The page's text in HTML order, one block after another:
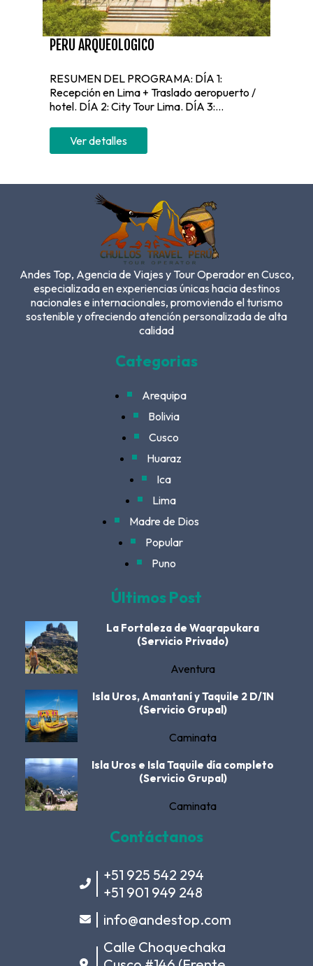
PERU ARQUEOLOGICO
RESUMEN DEL PROGRAMA: DÍA 1:
Recepción en Lima + Traslado aeropuerto /
hotel. DÍA 2: City Tour Lima. DÍA 3:...
Ver detalles
Andes Top, Agencia de Viajes y Tour Operador en Cusco,
especializada en experiencias únicas hacia destinos
nacionales e internacionales, promoviendo el turismo
sostenible y ofreciendo atención personalizada de alta
calidad
Categorias
Arequipa
Bolivia
Cusco
Huaraz
Ica
Lima
Madre de Dios
Popular
Puno
Últimos Post
La Fortaleza de Waqrapukara
(Servicio Privado)
Aventura
Isla Uros, Amantaní y Taquile 2 D/1N
(Servicio Grupal)
Caminata
Isla Uros e Isla Taquile día completo
(Servicio Grupal)
Caminata
Contáctanos
+51 925 542 294
+51 901 949 248
info@andestop.com
Calle Choquechaka